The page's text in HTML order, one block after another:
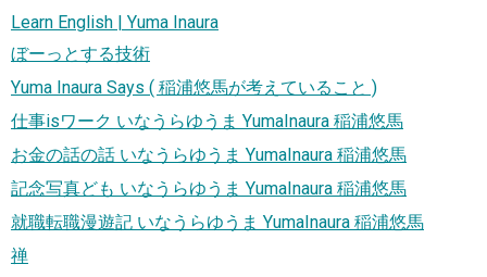
Learn English | Yuma Inaura
ぼーっとする技術
Yuma Inaura Says ( 稲浦悠馬が考えていること )
仕事isワーク いなうらゆうま YumaInaura 稲浦悠馬
お金の話の話 いなうらゆうま YumaInaura 稲浦悠馬
記念写真ども いなうらゆうま YumaInaura 稲浦悠馬
就職転職漫遊記 いなうらゆうま YumaInaura 稲浦悠馬
禅